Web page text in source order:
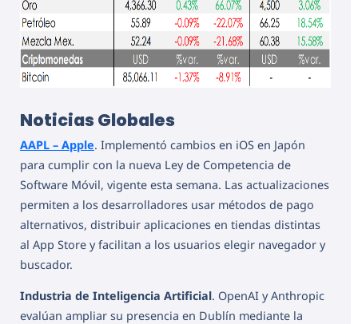
Noticias Globales
AAPL – Apple. Implementó cambios en iOS en Japón
para cumplir con la nueva Ley de Competencia de
Software Móvil, vigente esta semana. Las actualizaciones
permiten a los desarrolladores usar métodos de pago
alternativos, distribuir aplicaciones en tiendas distintas
al App Store y facilitan a los usuarios elegir navegador y
buscador.
Industria de Inteligencia Artificial. OpenAI y Anthropic
evalúan ampliar su presencia en Dublín mediante la